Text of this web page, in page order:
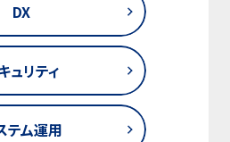
DX
ュリティ
テム運用